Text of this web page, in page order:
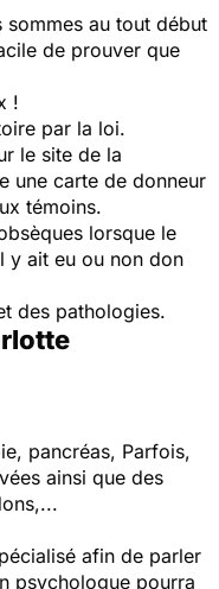
sommes au tout début
de prouver que
!
par la loi.
le site de la
une carte de donneur
témoins.
lorsque le
y ait eu ou non don
des pathologies.
pancréas, Parfois,
ainsi que des
afin de parler
psychologue pourra